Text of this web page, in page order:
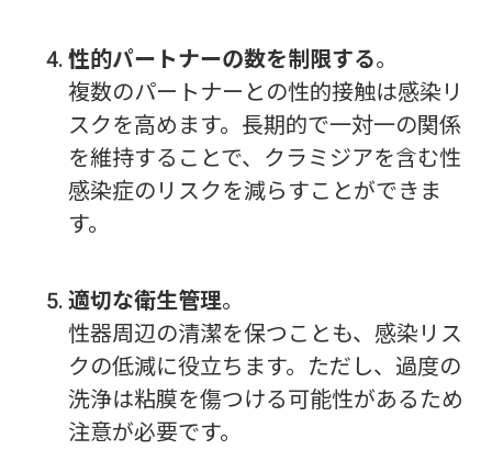
性的パートナーの数を制限する。
複数のパートナーとの性的接触は感染リ
スクを高めます。長期的で一対一の関係
を維持することで、クラミジアを含む性
感染症のリスクを減らすことができま
す。
適切な衛生管理。
性器周辺の清潔を保つことも、感染リス
クの低減に役立ちます。ただし、過度の
洗浄は粘膜を傷つける可能性があるため
注意が必要です。